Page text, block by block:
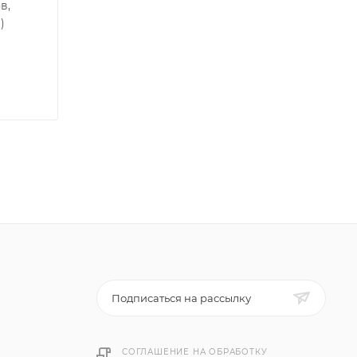
Подписаться на рассылку
СОГЛАШЕНИЕ НА ОБРАБОТКУ